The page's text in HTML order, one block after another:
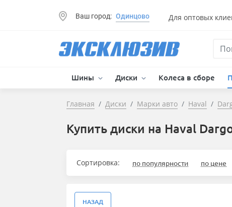
Ваш город: Одинцово Для оптовых
Шины Диски Колеса в сборе
Главная Диски Марки авто Haval
Купить диски на Haval
Сортировка: по популярности по цене
НАЗАД